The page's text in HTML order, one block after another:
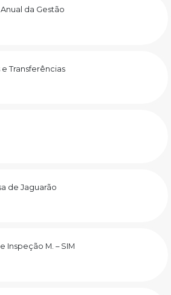
da Gestão
e Transferências
de Jaguarão
Inspeção M. – SIM